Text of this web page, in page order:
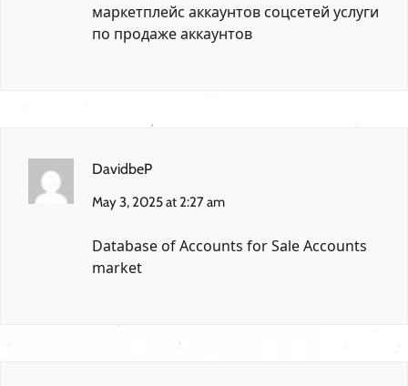
маркетплейс аккаунтов соцсетей услуги
по продаже аккаунтов
DavidbeP
May 3, 2025 at 2:27 am
Database of Accounts for SaleAccounts
market